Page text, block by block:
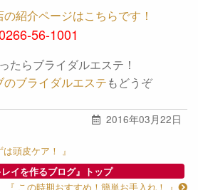
紹介ページはこちらです！
56-1001
たらブライダルエステ！
ブライダルエステもどうぞ
2016年03月22日
頭皮ケア！ 』
レイを作るブログ』トップ
『 この時期おすすめ！簡単お手入れ！ 』